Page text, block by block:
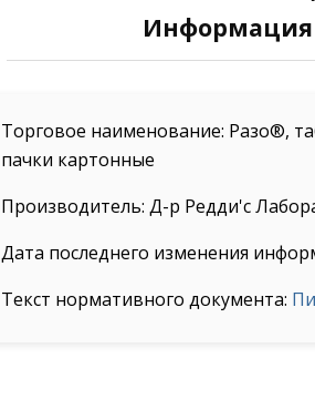
Информация
Торговое наименование: Разо®,
пачки картонные
Производитель: Д-р Редди'с
Дата последнего изменения
Текст нормативного документа: